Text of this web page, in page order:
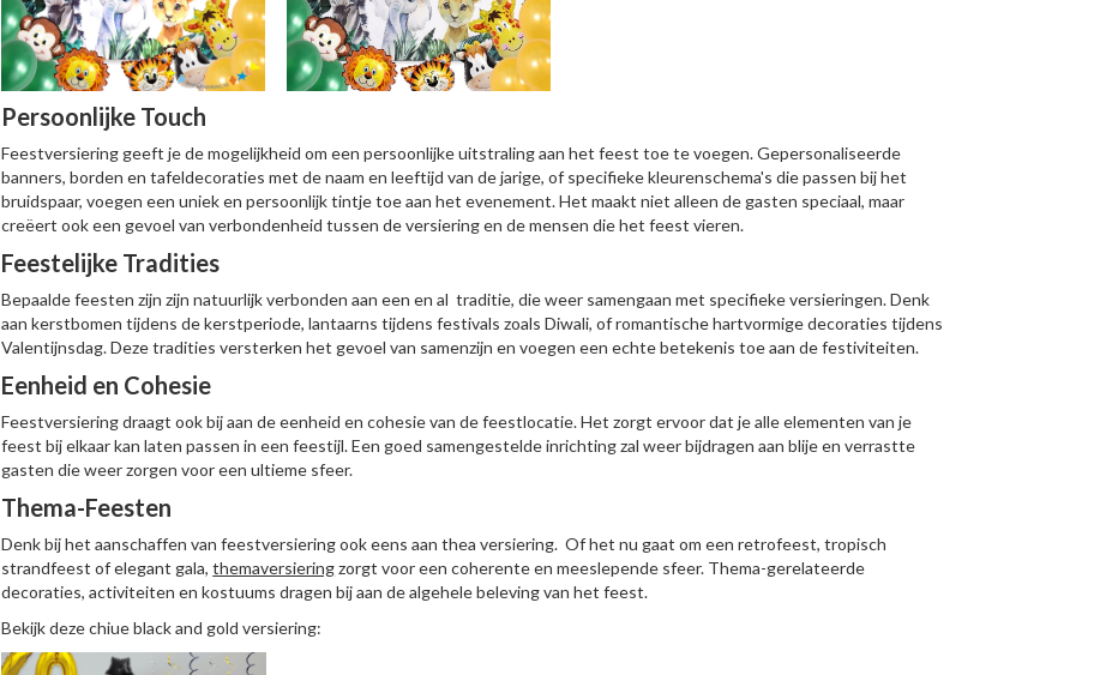
Persoonlijke Touch
Feestversiering geeft je de mogelijkheid om een persoonlijke uitstraling aan het feest toe te voegen. Gepersonaliseerde
banners, borden en tafeldecoraties met de naam en leeftijd van de jarige, of specifieke kleurenschema's die passen bij het
bruidspaar, voegen een uniek en persoonlijk tintje toe aan het evenement. Het maakt niet alleen de gasten speciaal, maar
creëert ook een gevoel van verbondenheid tussen de versiering en de mensen die het feest vieren.
Feestelijke Tradities
Bepaalde feesten zijn zijn natuurlijk verbonden aan een en al traditie, die weer samengaan met specifieke versieringen. Denk
aan kerstbomen tijdens de kerstperiode, lantaarns tijdens festivals zoals Diwali, of romantische hartvormige decoraties tijdens
Valentijnsdag. Deze tradities versterken het gevoel van samenzijn en voegen een echte betekenis toe aan de festiviteiten.
Eenheid en Cohesie
Feestversiering draagt ook bij aan de eenheid en cohesie van de feestlocatie. Het zorgt ervoor dat je alle elementen van je
feest bij elkaar kan laten passen in een feestijl. Een goed samengestelde inrichting zal weer bijdragen aan blije en verrastte
gasten die weer zorgen voor een ultieme sfeer.
Thema-Feesten
Denk bij het aanschaffen van feestversiering ook eens aan thea versiering. Of het nu gaat om een retrofeest, tropisch
strandfeest of elegant gala,themaversieringzorgt voor een coherente en meeslepende sfeer. Thema-gerelateerde
decoraties, activiteiten en kostuums dragen bij aan de algehele beleving van het feest.
Bekijk deze chiue black and gold versiering: